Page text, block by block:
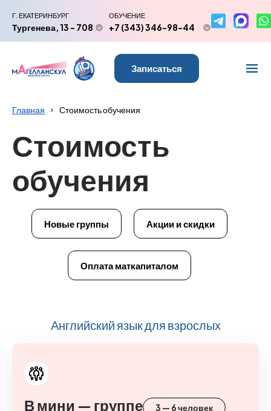
Г. ЕКАТЕРИНБУРГ
Тургенева, 13 - 708
ОБУЧЕНИЕ
+7 (343) 346-98-44
Записаться
Главная Стоимость обучения
Стоимость
обучения
Новые группы Акции и скидки
Оплата маткапиталом
Английский язык для взрослых
В мини — группе 3 — 6 человек